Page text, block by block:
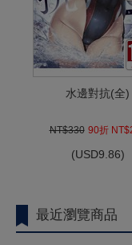
水邊對抗(全)
NT$330 90折
(USD9.86)
最近瀏覽商品